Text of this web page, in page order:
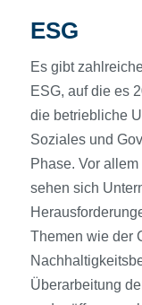
ESG
Es gibt
ESG, auf die es
die betriebliche
Soziales und
Phase. Vor
sehen sich
Themen wie der
Überarbeitung